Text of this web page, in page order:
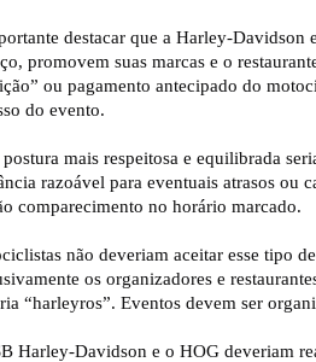
destacar que a Harley-Davidson
promovem suas marcas e o
ou pagamento antecipado do
do evento.
mais respeitosa e equilibrada
razoável para eventuais atrasos ou
comparecimento no horário marcado.
não deveriam aceitar esse tipo
os organizadores e
“harleyros”. Eventos devem ser
Harley-Davidson e o HOG deveriam